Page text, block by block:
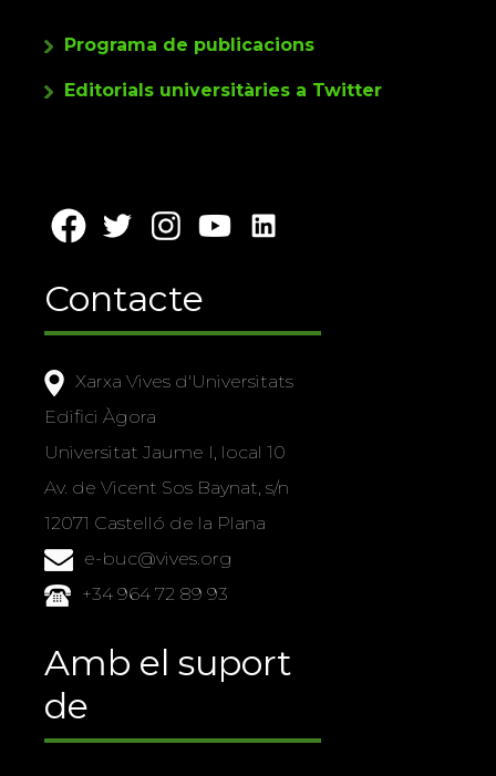
Programa de publicacions
Editorials universitàries a Twitter
Contacte
Xarxa Vives d'Universitats
Edifici Àgora
Universitat Jaume I, local 10
Av. de Vicent Sos Baynat, s/n
12071 Castelló de la Plana
e-buc@vives.org
+34 964 72 89 93
Amb el suport
de